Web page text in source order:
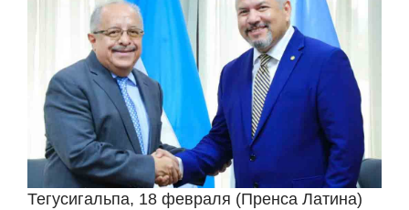
Тегусигальпа, 18 февраля (Пренса Латина)